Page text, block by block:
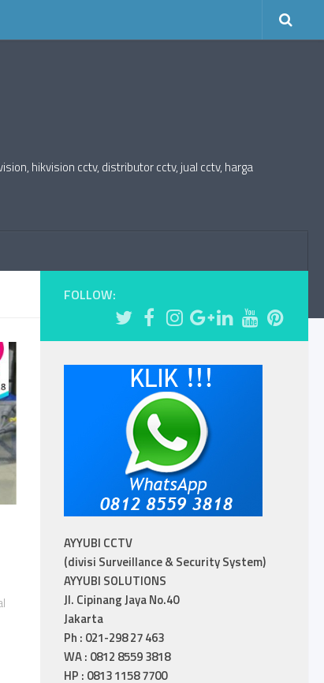
hikvision cctv, distributor cctv, jual cctv, harga
FOLLOW:
AYYUBI CCTV
(divisi Surveillance & Security System)
AYYUBI SOLUTIONS
Jl. Cipinang Jaya No.40
Jakarta
Ph : 021-298 27 463
WA : 0812 8559 3818
HP : 0813 1158 7700